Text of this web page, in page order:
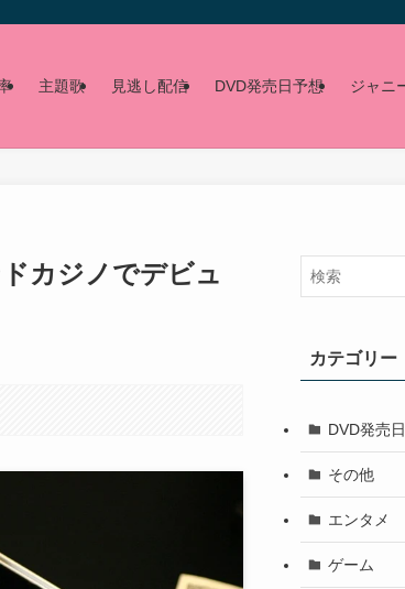
主題歌 見逃し配信 DVD発売日予想 ジャニ
カジノでデビュ
カテゴリー
DVD発売
その他
エンタメ
ゲーム